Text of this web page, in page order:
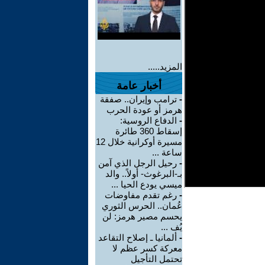
المزيد.....
أخبار عامة
- ترامب وإيران.. صفقة
هرمز أو عودة الحرب
- الدفاع الروسية:
إسقاط 360 طائرة
مسيرة أوكرانية خلال 12
ساعة ...
- رحيل الرجل الذي آمن
بـ-البرغوث- أولاً.. والد
ميسي يودع الحيا ...
- رغم تقدم مفاوضات
عُمان.. الحرس الثوري
يحسم مصير هرمز: لن
يُف ...
- ألمانيا ـ إصلاح التقاعد
معركة كسر عظم لا
تحتمل التأجيل